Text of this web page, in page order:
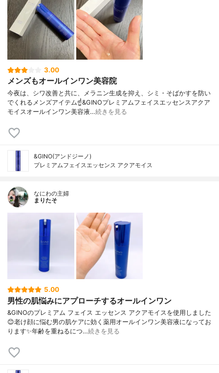
3.00
メンズもオールインワン美容院
今夜は、シワ改善と共に、メラニン生成を抑え、シミ・そばかすを防い
でくれるメンズアイテム☝️&GINOプレミアムフェイスエッセンスアクア
モイスオールインワン美容液…続きを見る
&GINO(アンドジーノ)
プレミアムフェイスエッセンス アクアモイス
なにわの主婦
まりたそ
5.00
男性の肌悩みにアプローチするオールインワン
&GINOのプレミアム フェイス エッセンス アクアモイスを使用しました
😊老け顔に悩む男の肌ケアに効く薬用オールインワン美容液になってお
ります✨年齢を重ねるにつ…続きを見る